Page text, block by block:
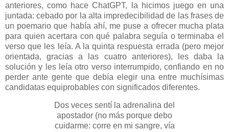
anteriores, como hace ChatGPT, la hicimos juego en una
juntada: cebado por la alta impredecibilidad de las frases de
un poemario que había ahí, me puse a ofrecer mucha plata
para quien acertara con qué palabra seguía o terminaba el
verso que les leía. A la quinta respuesta errada (pero mejor
orientada, gracias a las cuatro anteriores), les daba la
solución y les leía otro verso interrumpido, confiando en no
perder ante gente que debía elegir una entre muchísimas
candidatas equiprobables con significados diferentes.
Dos veces sentí la adrenalina del
apostador (no más porque debo
cuidarme: corre en mi sangre, vía